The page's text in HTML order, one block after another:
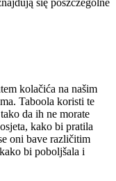
kolačića na našim
Taboola koristi te
da ih ne morate
kako bi pratila
oni bave različitim
bi poboljšala i